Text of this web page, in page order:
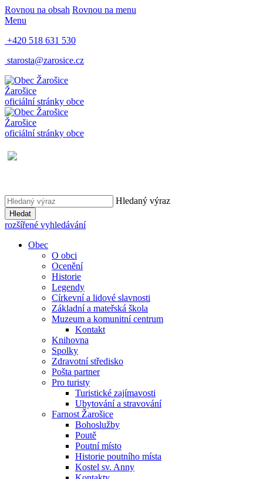
Rovnou na obsah Rovnou na menu
Menu
+420 518 631 530
starosta@zarosice.cz
Žarošice
oficiální stránky obce
Žarošice
oficiální stránky obce
Hledaný výraz
Hledat
rozšířené vyhledávání
Obec
O obci
Ocenění
Historie
Legendy
Církevní a lidové slavnosti
Základní a mateřská škola
Muzeum a komunitní centrum
Kontakt
Knihovna
Spolky
Zdravotní středisko
Pošta partner
Pro turisty
Turistické zajímavosti
Ubytování a stravování
Farnost Žarošice
Bohoslužby
Poutě
Poutní místo
Historie poutního místa
Kostel sv. Anny